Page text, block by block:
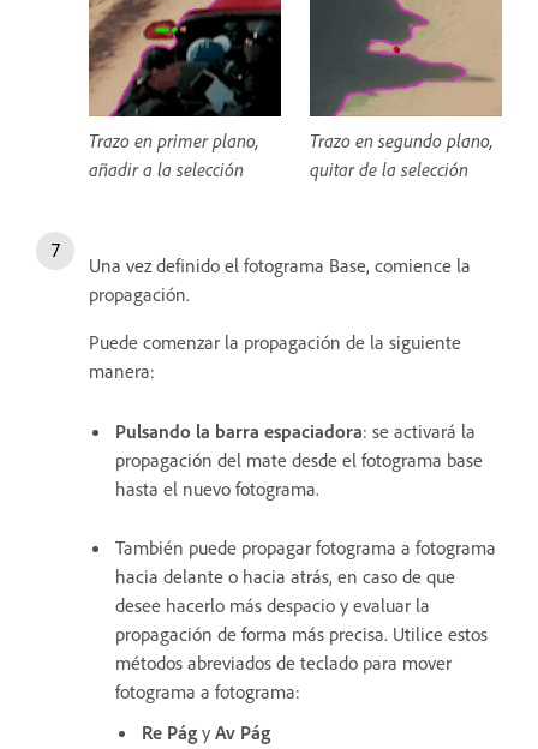
Trazo en primer plano,
añadir a la selección
Trazo en segundo plano,
quitar de la selección
Una vez definido el fotograma Base, comience la
propagación.
Puede comenzar la propagación de la siguiente
manera:
Pulsando la barra espaciadora: se activará la
propagación del mate desde el fotograma base
hasta el nuevo fotograma.
También puede propagar fotograma a fotograma
hacia delante o hacia atrás, en caso de que
desee hacerlo más despacio y evaluar la
propagación de forma más precisa. Utilice estos
métodos abreviados de teclado para mover
fotograma a fotograma:
Re Pág y Av Pág